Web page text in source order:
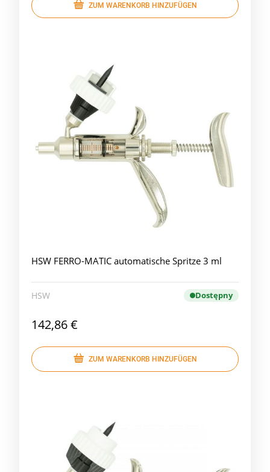
ZUM WARENKORB HINZUFÜGEN
HSW FERRO-MATIC automatische Spritze 3 ml
HSW Dostępny
142,86 €
ZUM WARENKORB HINZUFÜGEN